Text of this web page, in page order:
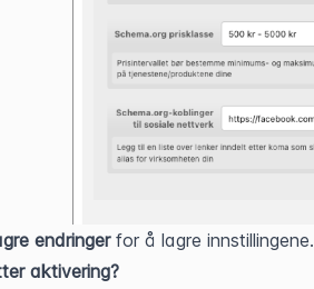
endringer for å lagre innstillingene.
aktivering?